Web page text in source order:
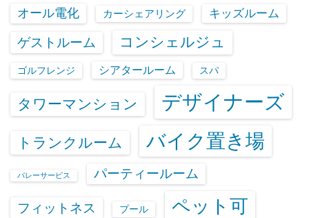
オール電化 カーシェアリング キッズルーム
ゲストルーム コンシェルジュ
ゴルフレンジ シアタールーム スパ
タワーマンション デザイナーズ
トランクルーム バイク置き場
バレーサービス パーティールーム
フィットネス プール ペット可